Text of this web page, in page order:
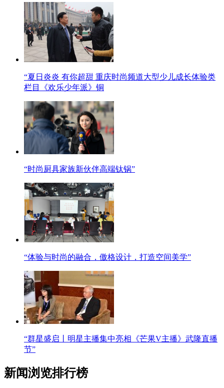
“夏日炎炎 有你超甜 重庆时尚频道大型少儿成长体验类
栏目《欢乐少年派》铜
“时尚厨具家族新伙伴高端钛锅”
“体验与时尚的融合，傲格设计，打造空间美学”
“群星盛启丨明星主播集中亮相《芒果V主播》武隆直播
节”
新闻浏览排行榜